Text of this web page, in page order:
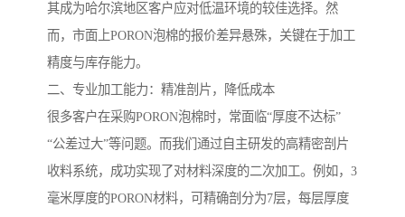
其成为哈尔滨地区客户应对低温环境的较佳选择。然
而，市面上PORON泡棉的报价差异悬殊，关键在于加工
精度与库存能力。
二、专业加工能力：精准剖片，降低成本
很多客户在采购PORON泡棉时，常面临“厚度不达标”
“公差过大”等问题。而我们通过自主研发的高精密剖片
收料系统，成功实现了对材料深度的二次加工。例如，3
毫米厚度的PORON材料，可精确剖分为7层，每层厚度